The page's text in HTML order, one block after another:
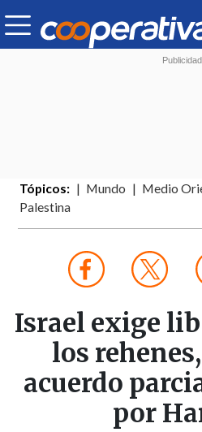
Tópicos: Mundo Medio
Palestina
Israel exige
los
acuerdo
por